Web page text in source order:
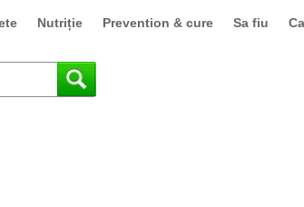
Nutriție Prevention & cure Sa fiu